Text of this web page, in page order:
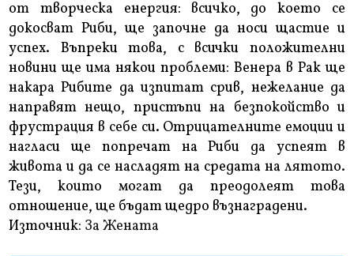
от творческа енергия: всичко, до което се
докосват Риби, ще започне да носи щастие и
успех. Въпреки това, с всички положителни
новини ще има някои проблеми: Венера в Рак ще
накара Рибите да изпитат срив, нежелание да
направят нещо, пристъпи на безпокойство и
фрустрация в себе си. Отрицателните емоции и
нагласи ще попречат на Риби да успеят в
живота и да се насладят на средата на лятото.
Тези, които могат да преодолеят това
отношение, ще бъдат щедро възнаградени.
Източник: За Жената